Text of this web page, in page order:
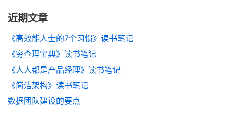
近期文章
《高效能人士的7个习惯》读书笔记
《穷查理宝典》读书笔记
《人人都是产品经理》读书笔记
《简洁架构》读书笔记
数据团队建设的要点